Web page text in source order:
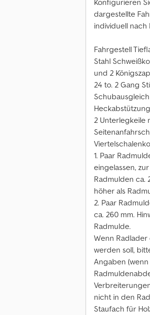
Konfigurieren
dargestellte
individuell nach
Fahrgestell
Stahl
und 2
24 to. 2 Gang
Schubausgleich
2 Unterlegkeile
1. Paar
eingelassen,
Radmulden ca.
höher als
2. Paar
ca. 260 mm.
Radmulde.
Wenn
werden soll,
Angaben
nicht in den
Staufach für